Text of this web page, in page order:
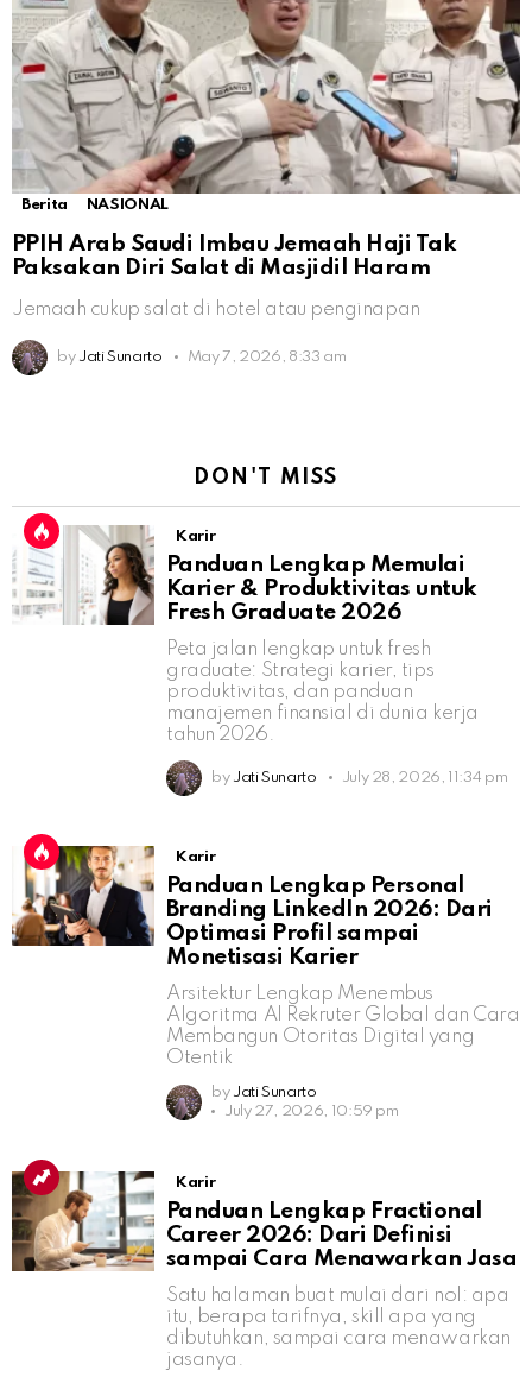
Berita NASIONAL
PPIH Arab Saudi Imbau Jemaah Haji Tak
Paksakan Diri Salat di Masjidil Haram
Jemaah cukup salat di hotel atau penginapan
by Jati Sunarto May 7, 2026, 8:33 am
DON'T MISS
Karir
Panduan Lengkap Memulai
Karier & Produktivitas untuk
Fresh Graduate 2026
Peta jalan lengkap untuk fresh
graduate: Strategi karier, tips
produktivitas, dan panduan
manajemen finansial di dunia kerja
tahun 2026.
by Jati Sunarto July 28, 2026, 11:34 pm
Karir
Panduan Lengkap Personal
Branding LinkedIn 2026: Dari
Optimasi Profil sampai
Monetisasi Karier
Arsitektur Lengkap Menembus
Algoritma AI Rekruter Global dan Cara
Membangun Otoritas Digital yang
Otentik
by Jati Sunarto
July 27, 2026, 10:59 pm
Karir
Panduan Lengkap Fractional
Career 2026: Dari Definisi
sampai Cara Menawarkan Jasa
Satu halaman buat mulai dari nol: apa
itu, berapa tarifnya, skill apa yang
dibutuhkan, sampai cara menawarkan
jasanya.